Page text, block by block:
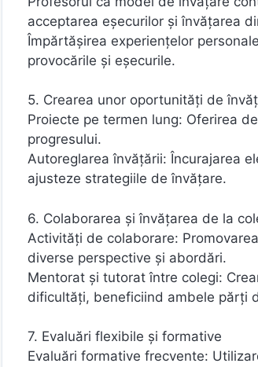
acceptarea eșecurilor și învățarea
Împărtășirea experiențelor
provocările și eșecurile.
5. Crearea unor oportunități de
Proiecte pe termen lung: Oferirea
progresului.
Autoreglarea învățării: Încurajarea
ajusteze strategiile de învățare.
6. Colaborarea și învățarea de la
Activități de colaborare:
diverse perspective și abordări.
Mentorat și tutorat între colegi:
dificultăți, beneficiind ambele părți
7. Evaluări flexibile și formative
Evaluări formative frecvente: